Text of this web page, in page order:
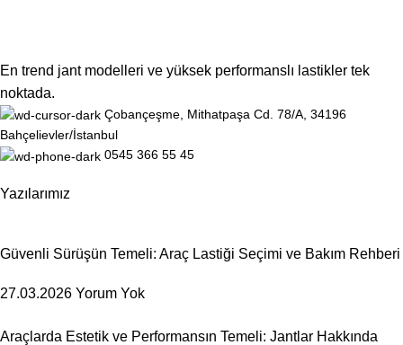
En trend jant modelleri ve yüksek performanslı lastikler tek
noktada.
Çobançeşme, Mithatpaşa Cd. 78/A, 34196
Bahçelievler/İstanbul
0545 366 55 45
Yazılarımız
Güvenli Sürüşün Temeli: Araç Lastiği Seçimi ve Bakım Rehberi
27.03.2026 Yorum Yok
Araçlarda Estetik ve Performansın Temeli: Jantlar Hakkında